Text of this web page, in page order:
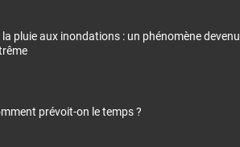
la pluie aux inondations : un phénomène devenu
prévoit-on le temps ?